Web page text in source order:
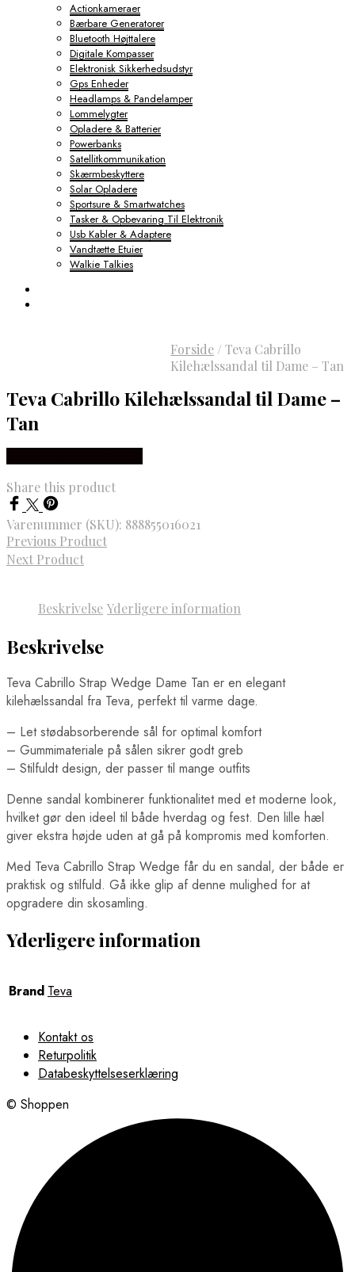
Actionkameraer
Bærbare Generatorer
Bluetooth Højttalere
Digitale Kompasser
Elektronisk Sikkerhedsudstyr
Gps Enheder
Headlamps & Pandelamper
Lommelygter
Opladere & Batterier
Powerbanks
Satellitkommunikation
Skærmbeskyttere
Solar Opladere
Sportsure & Smartwatches
Tasker & Opbevaring Til Elektronik
Usb Kabler & Adaptere
Vandtætte Etuier
Walkie Talkies
Forside / Teva Cabrillo
Kilehælssandal til Dame – Tan
Teva Cabrillo Kilehælssandal til Dame –
Tan
Share this product
Varenummer (SKU): 888855016021
Previous Product
Next Product
Beskrivelse Yderligere information
Beskrivelse
Teva Cabrillo Strap Wedge Dame Tan er en elegant
kilehælssandal fra Teva, perfekt til varme dage.
– Let stødabsorberende sål for optimal komfort
– Gummimateriale på sålen sikrer godt greb
– Stilfuldt design, der passer til mange outfits
Denne sandal kombinerer funktionalitet med et moderne look,
hvilket gør den ideel til både hverdag og fest. Den lille hæl
giver ekstra højde uden at gå på kompromis med komforten.
Med Teva Cabrillo Strap Wedge får du en sandal, der både er
praktisk og stilfuld. Gå ikke glip af denne mulighed for at
opgradere din skosamling.
Yderligere information
Brand Teva
Kontakt os
Returpolitik
Databeskyttelseserklæring
© Shoppen